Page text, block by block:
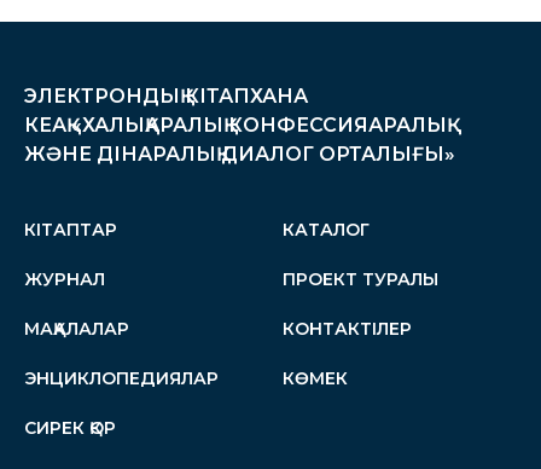
ЭЛЕКТРОНДЫҚ КІТАПХАНА
КЕАҚ «ХАЛЫҚАРАЛЫҚ КОНФЕССИЯАРАЛЫҚ
ЖӘНЕ ДІНАРАЛЫҚ ДИАЛОГ ОРТАЛЫҒЫ»
КІТАПТАР
ЖУРНАЛ
МАҚАЛАЛАР
ЭНЦИКЛОПЕДИЯЛАР
СИРЕК ҚОР
КАТАЛОГ
ПРОЕКТ ТУРАЛЫ
КОНТАКТІЛЕР
КӨМЕК